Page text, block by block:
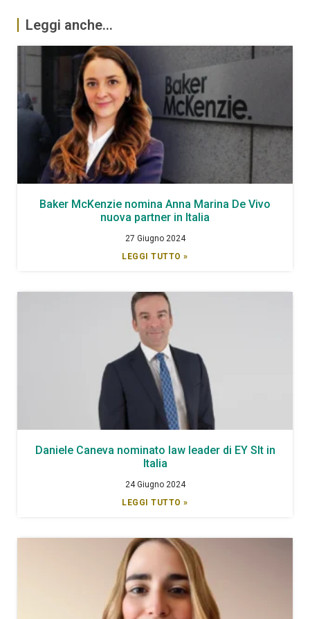
Leggi anche...
Baker McKenzie nomina Anna Marina De Vivo
nuova partner in Italia
27 Giugno 2024
LEGGI TUTTO »
Daniele Caneva nominato law leader di EY Slt in
Italia
24 Giugno 2024
LEGGI TUTTO »